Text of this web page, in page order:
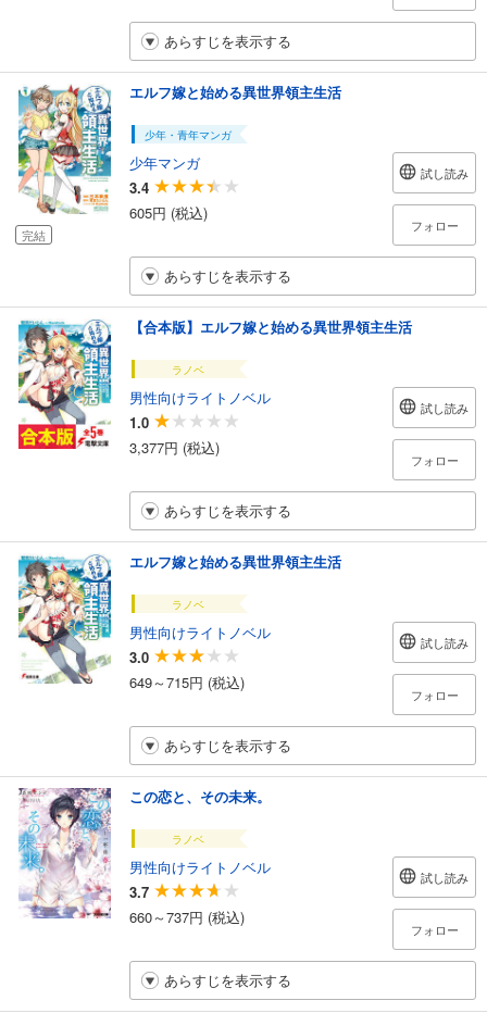
あらすじを表示する
完結
エルフ嫁と始める異世界領主生活
少年・青年マンガ
少年マンガ
3.4
605円 (税込)
試し読み
フォロー
あらすじを表示する
【合本版】エルフ嫁と始める異世界領主生活
ラノベ
男性向けライトノベル
1.0
3,377円 (税込)
試し読み
フォロー
あらすじを表示する
エルフ嫁と始める異世界領主生活
ラノベ
男性向けライトノベル
3.0
649～715円 (税込)
試し読み
フォロー
あらすじを表示する
この恋と、その未来。
ラノベ
男性向けライトノベル
3.7
660～737円 (税込)
試し読み
フォロー
あらすじを表示する